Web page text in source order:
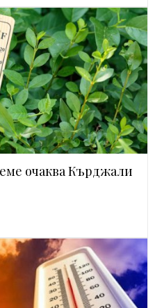
очаква Кърджали